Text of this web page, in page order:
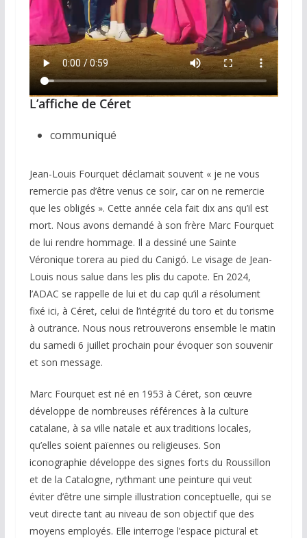
L’affiche de Céret
communiqué
Jean-Louis Fourquet déclamait souvent « je ne vous
remercie pas d’être venus ce soir, car on ne remercie
que les obligés ». Cette année cela fait dix ans qu’il est
mort. Nous avons demandé à son frère Marc Fourquet
de lui rendre hommage. Il a dessiné une Sainte
Véronique torera au pied du Canigó. Le visage de Jean-
Louis nous salue dans les plis du capote. En 2024,
l’ADAC se rappelle de lui et du cap qu’il a résolument
fixé ici, à Céret, celui de l’intégrité du toro et du torisme
à outrance. Nous nous retrouverons ensemble le matin
du samedi 6 juillet prochain pour évoquer son souvenir
et son message.
Marc Fourquet est né en 1953 à Céret, son œuvre
développe de nombreuses références à la culture
catalane, à sa ville natale et aux traditions locales,
qu’elles soient païennes ou religieuses. Son
iconographie développe des signes forts du Roussillon
et de la Catalogne, rythmant une peinture qui veut
éviter d’être une simple illustration conceptuelle, qui se
veut directe tant au niveau de son objectif que des
moyens employés. Elle interroge l’espace pictural et